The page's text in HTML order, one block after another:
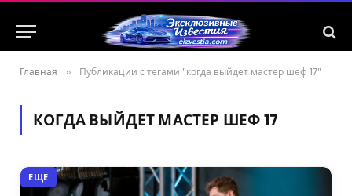
Главная » Публикации с тегами "когда выйдет мастер шеф 17"
КОГДА ВЫЙДЕТ МАСТЕР ШЕФ 17
ЕЩЕ